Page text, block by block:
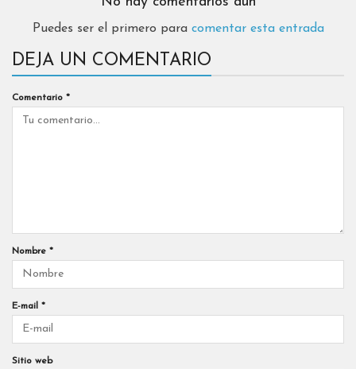
Puedes ser el primero para comentar esta entrada
DEJA UN COMENTARIO
Comentario *
Nombre *
E-mail *
Sitio web